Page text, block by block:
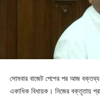
সোমবার বাজেট পেশের পর আজ বক্তব্য
একাধিক বিধায়ক। নিজের বক্তৃতায়